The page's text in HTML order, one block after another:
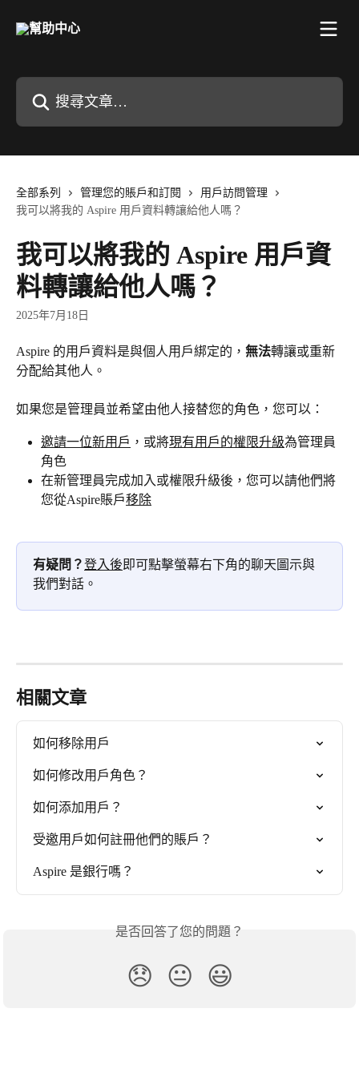
全部系列 管理您的賬戶和訂閱
用戶訪問管理
我可以將我的 Aspire 用戶資料轉讓給他人嗎？
我可以將我的 Aspire 用戶資
料轉讓給他人嗎？
2025年7月18日
Aspire 的用戶資料是與個人用戶綁定的， 無法轉讓或重新
分配給其他人。
如果您是管理員並希望由他人接替您的角色，您可以：
邀請一位新用戶 ，或將現有用戶的權限升級為管理員
角色
在新管理員完成加入或權限升級後，您可以請他們將
您從Aspire賬戶移除
有疑問？登入後即可點擊螢幕右下角的聊天圖示與
我們對話。
相關文章
如何移除用戶
如何修改用戶角色？
如何添加用戶？
受邀用戶如何註冊他們的賬戶？
Aspire 是銀行嗎？
是否回答了您的問題？
😞 😐 😃